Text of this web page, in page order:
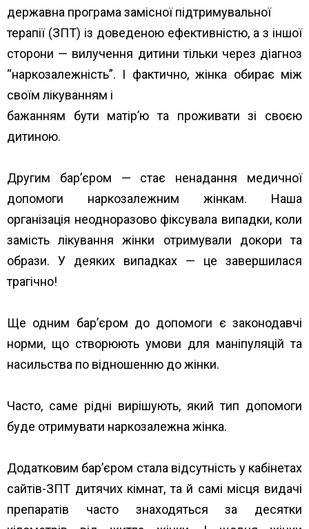
державна програма замісної підтримувальної
терапії (ЗПТ) із доведеною ефективністю, а з іншої
сторони — вилучення дитини тільки через діагноз
“наркозалежність”. І фактично, жінка обирає між
своїм лікуванням і
бажанням бути матір’ю та проживати зі своєю
дитиною.
Другим бар’єром — стає ненадання медичної
допомоги наркозалежним жінкам. Наша
організація неодноразово фіксувала випадки, коли
замість лікування жінки отримували докори та
образи. У деяких випадках — це завершилася
трагічно!
Ще одним бар’єром до допомоги є законодавчі
норми, що створюють умови для маніпуляцій та
насильства по відношенню до жінки.
Часто, саме рідні вирішують, який тип допомоги
буде отримувати наркозалежна жінка.
Додатковим бар’єром стала відсутність у кабінетах
сайтів-ЗПТ дитячих кімнат, та й самі місця видачі
препаратів часто знаходяться за десятки